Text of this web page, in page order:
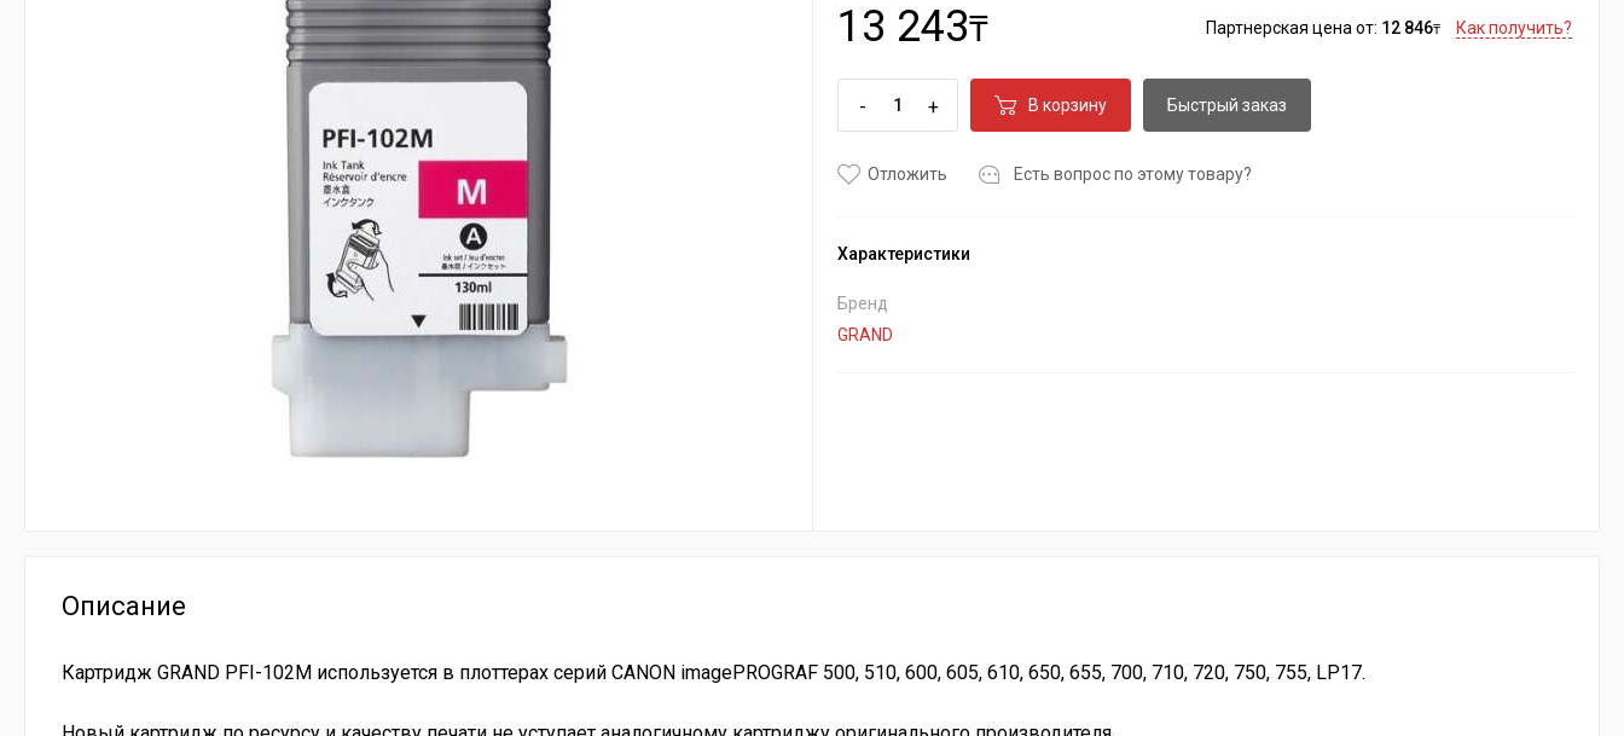
13 243₸ Партнерская цена от: 12 846₸ Как получить?
- + В корзину Быстрый заказ
Отложить Есть вопрос по этому товару?
Характеристики
Бренд
GRAND
Описание
Картридж GRAND PFI-102M используется в плоттерах серий CANON imagePROGRAF 500, 510, 600, 605, 610, 650, 655, 700, 710, 720, 750, 755, LP17.